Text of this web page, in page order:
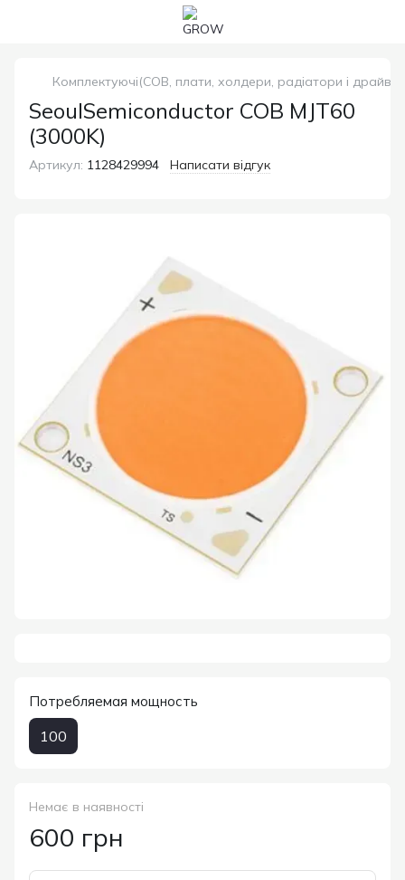
Комплектуючі(COB, плати, холдери, радіатори і
SeoulSemiconductor COB MJT60
(3000K)
Артикул: 1128429994 Написати відгук
Потребляемая мощность
100
Немає в наявності
600 грн